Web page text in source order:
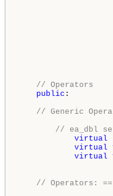
// Operators
public :
// Generic
// ea_dbl
virtual
virtual
virtual
// Operators: